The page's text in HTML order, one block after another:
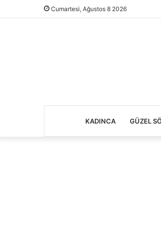
Cumartesi, Ağustos 8 2026
KADINCA GÜZEL